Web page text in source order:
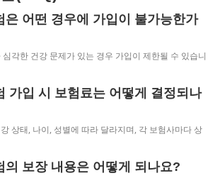
은 어떤 경우에 가입이 불가능한가
각한 건강 문제가 있는 경우 가입이 제한될 수 있습니
가입 시 보험료는 어떻게 결정되나
상태, 나이, 성별에 따라 달라지며, 각 보험사마다 상
의 보장 내용은 어떻게 되나요?